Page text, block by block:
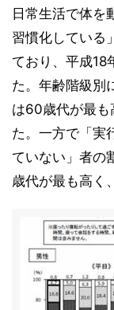
日常生活で体を
習慣化している
ており、平成18
た。年齢階級別
は60歳代が最も
た。一方で「実
ていない」者の
歳代が最も高く